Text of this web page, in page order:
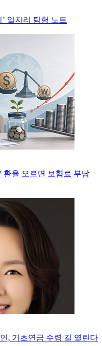
일자리 탐험 노트
환율 오르면 보험료 부담
, 기초연금 수령 길 열린다